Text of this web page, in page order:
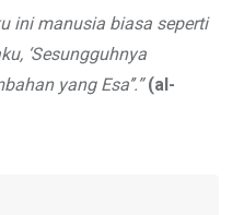
ini manusia biasa seperti
‘Sesungguhnya
yang Esa’’.” (al-